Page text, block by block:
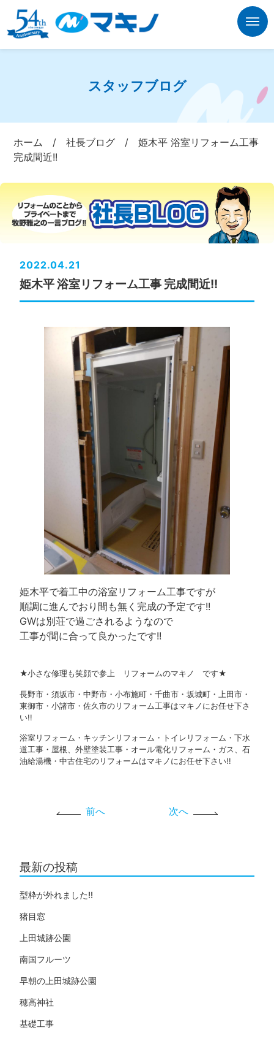
スタッフブログ
ホーム /社長ブログ /姫木平 浴室リフォーム工事
完成間近!!
2022.04.21
姫木平 浴室リフォーム工事 完成間近!!
姫木平で着工中の浴室リフォーム工事ですが
順調に進んでおり間も無く完成の予定です!!
GWは別荘で過ごされるようなので
工事が間に合って良かったです!!
★小さな修理も笑顔で参上 リフォームのマキノ です★
長野市・須坂市・中野市・小布施町・千曲市・坂城町・上田市・
東御市・小諸市・佐久市のリフォーム工事はマキノにお任せ下さ
い!!
浴室リフォーム・キッチンリフォーム・トイレリフォーム・下水
道工事・屋根、外壁塗装工事・オール電化リフォーム・ガス、石
油給湯機・中古住宅のリフォームはマキノにお任せ下さい!!
前へ 次へ
最新の投稿
型枠が外れました!!
猪目窓
上田城跡公園
南国フルーツ
早朝の上田城跡公園
穂高神社
基礎工事